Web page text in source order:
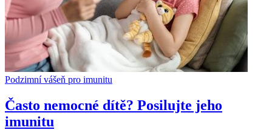
Podzimní vášeň pro imunitu
Často nemocné dítě? Posilujte jeho
imunitu